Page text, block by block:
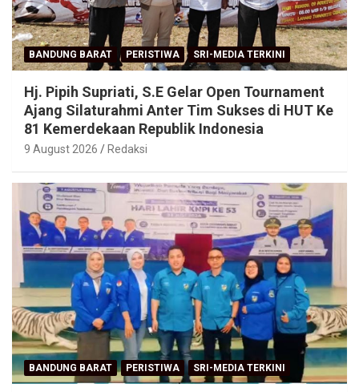
BANDUNG BARAT PERISTIWA SRI-MEDIA TERKINI
Hj. Pipih Supriati, S.E Gelar Open Tournament
Ajang Silaturahmi Anter Tim Sukses di HUT Ke
81 Kemerdekaan Republik Indonesia
9 August 2026 Redaksi
BANDUNG BARAT PERISTIWA SRI-MEDIA TERKINI